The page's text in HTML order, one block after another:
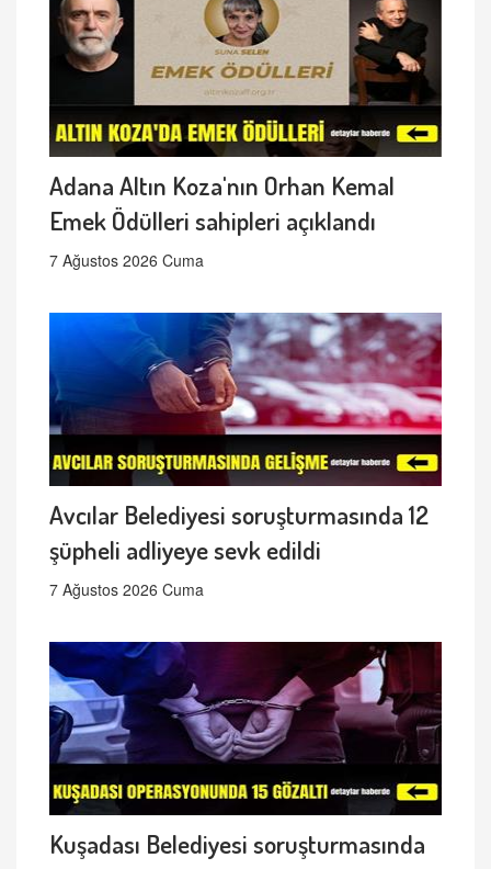
Adana Altın Koza'nın Orhan Kemal
Emek Ödülleri sahipleri açıklandı
7 Ağustos 2026 Cuma
Avcılar Belediyesi soruşturmasında 12
şüpheli adliyeye sevk edildi
7 Ağustos 2026 Cuma
Kuşadası Belediyesi soruşturmasında